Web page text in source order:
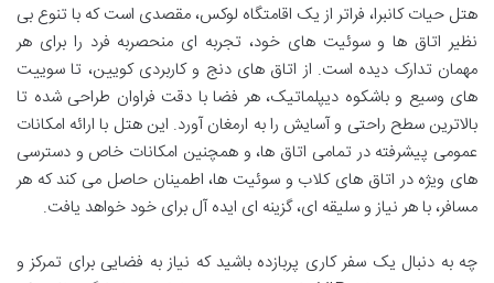
هتل حیات کانبرا، فراتر از یک اقامتگاه لوکس، مقصدی است که با تنوع بی
نظیر اتاق ها و سوئیت های خود، تجربه ای منحصربه فرد را برای هر
مهمان تدارک دیده است. از اتاق های دنج و کاربردی کویین، تا سوییت
های وسیع و باشکوه دیپلماتیک، هر فضا با دقت فراوان طراحی شده تا
بالاترین سطح راحتی و آسایش را به ارمغان آورد. این هتل با ارائه امکانات
عمومی پیشرفته در تمامی اتاق ها، و همچنین امکانات خاص و دسترسی
های ویژه در اتاق های کلاب و سوئیت ها، اطمینان حاصل می کند که هر
مسافر، با هر نیاز و سلیقه ای، گزینه ای ایده آل برای خود خواهد یافت.
چه به دنبال یک سفر کاری پربازده باشید که نیاز به فضایی برای تمرکز و